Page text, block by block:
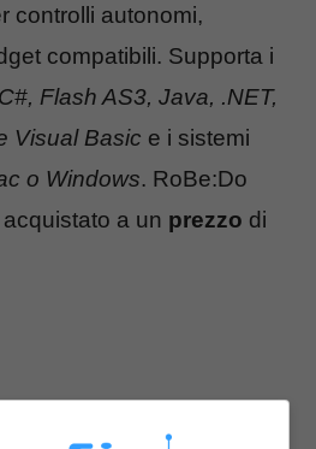
controlli autonomi,
compatibili. Supporta i
Flash AS3, Java, .NET,
Visual Basic e i sistemi
o Windows. RoBe:Do
a un prezzo di